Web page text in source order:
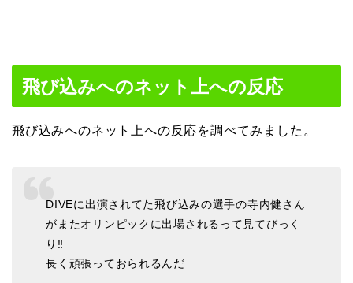
飛び込みへのネット上への反応
飛び込みへのネット上への反応を調べてみました。
DIVEに出演されてた飛び込みの選手の寺内健さん
がまたオリンピックに出場されるって見てびっく
り‼️
長く頑張っておられるんだ